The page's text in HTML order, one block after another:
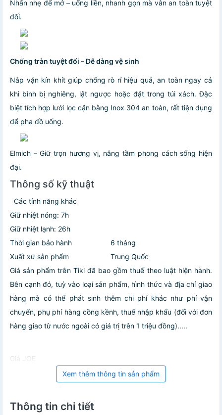
Nhấn nhẹ để mở – uống liền, nhanh gọn mà vẫn an toàn tuyệt
đối.
Chống tràn tuyệt đối – Dễ dàng vệ sinh
Nắp vặn kín khít giúp chống rò rỉ hiệu quả, an toàn ngay cả
khi bình bị nghiêng, lật ngược hoặc đặt trong túi xách. Đặc
biệt tích hợp lưới lọc cặn bằng Inox 304 an toàn, rất tiện dụng
để pha đồ uống.
Elmich – Giữ trọn hương vị, nâng tầm phong cách sống hiện
đại.
Thông số kỹ thuật
Các tính năng khác
Giữ nhiệt nóng: 7h
Giữ nhiệt lạnh: 26h
Thời gian bảo hành
6 tháng
Xuất xứ sản phẩm
Trung Quốc
Giá sản phẩm trên Tiki đã bao gồm thuế theo luật hiện hành.
Bên cạnh đó, tuỳ vào loại sản phẩm, hình thức và địa chỉ giao
hàng mà có thể phát sinh thêm chi phí khác như phí vận
chuyển, phụ phí hàng cồng kềnh, thuế nhập khẩu (đối với đơn
hàng giao từ nước ngoài có giá trị trên 1 triệu đồng).....
Giá JOE
Xem thêm thông tin sản phẩm
Thông tin chi tiết